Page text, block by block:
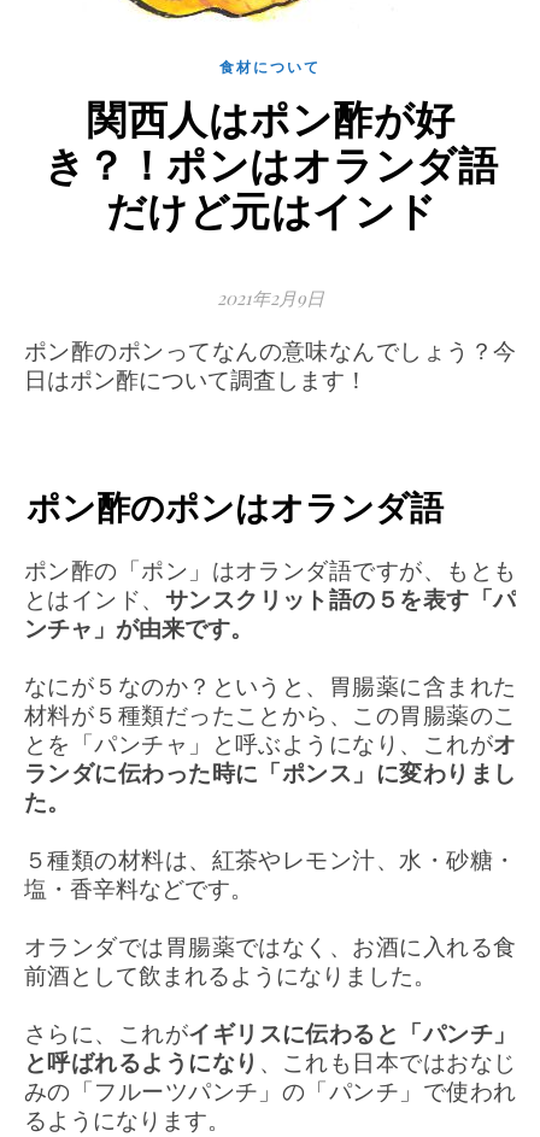
食材について
関西人はポン酢が好
き？！ポンはオランダ語
だけど元はインド
2021年2月9日
ポン酢のポンってなんの意味なんでしょう？今
日はポン酢について調査します！
ポン酢のポンはオランダ語
ポン酢の「ポン」はオランダ語ですが、もとも
とはインド、 サンスクリット語の５を表す「パ
ンチャ」が由来です。
なにが５なのか？というと、胃腸薬に含まれた
材料が５種類だったことから、この胃腸薬のこ
とを「パンチャ」と呼ぶようになり、これがオ
ランダに伝わった時に「ポンス」に変わりまし
た。
５種類の材料は、紅茶やレモン汁、水・砂糖・
塩・香辛料などです。
オランダでは胃腸薬ではなく、お酒に入れる食
前酒として飲まれるようになりました。
さらに、これがイギリスに伝わると「パンチ」
と呼ばれるようになり 、これも日本ではおなじ
みの「フルーツパンチ」の「パンチ」で使われ
るようになります。